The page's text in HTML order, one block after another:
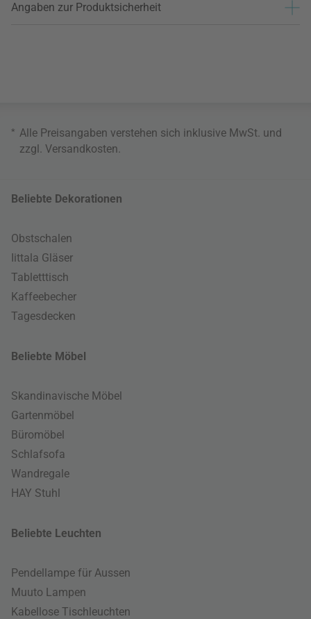
Angaben zur Produktsicherheit
* Alle Preisangaben verstehen sich inklusive MwSt. und
zzgl. Versandkosten
Beliebte Dekorationen
Obstschalen
Iittala Gläser
Tabletttisch
Kaffeebecher
Tagesdecken
Beliebte Möbel
Skandinavische Möbel
Gartenmöbel
Büromöbel
Schlafsofa
Wandregale
HAY Stuhl
Beliebte Leuchten
Pendellampe für Aussen
Muuto Lampen
Kabellose Tischleuchten